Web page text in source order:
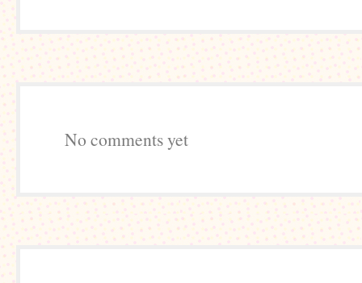
No comments yet